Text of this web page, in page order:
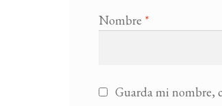
Nombre *
Guarda mi nombre,